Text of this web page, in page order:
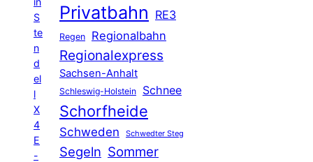
S
te
n
d
el
l
X
4
E
-
Privatbahn RE3
Regen Regionalbahn
Regionalexpress
Sachsen-Anhalt
Schleswig-Holstein Schnee
Schorfheide
Schweden Schwedter Steg
Segeln Sommer